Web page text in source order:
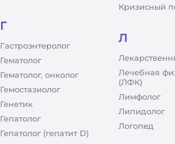
Г
Гастроэнтеролог
Гематолог
Гематолог, онколог
Гемостазиолог
Генетик
Гепатолог
Гепатолог (гепатит D)
Кризисный
Л
Лечебная
(ЛФК)
Лимфолог
Липидолог
Логопед